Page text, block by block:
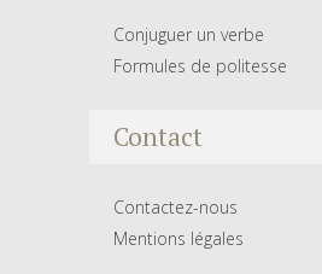
Conjuguer un verbe
Formules de politesse
Contact
Contactez-nous
Mentions légales